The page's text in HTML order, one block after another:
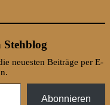
Stehblog
neuesten Beiträge per E-
Abonnieren